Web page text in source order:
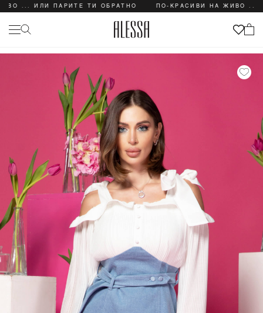
ИЛИ ПАРИТЕ ТИ ОБРАТНО ПО-КРАСИВИ НА ЖИВО ... ИЛИ